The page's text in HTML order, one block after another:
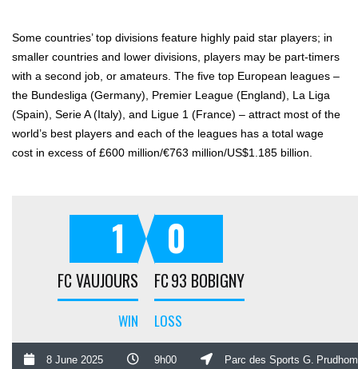
Some countries’ top divisions feature highly paid star players; in
smaller countries and lower divisions, players may be part-timers
with a second job, or amateurs. The five top European leagues –
the Bundesliga (Germany), Premier League (England), La Liga
(Spain), Serie A (Italy), and Ligue 1 (France) – attract most of the
world’s best players and each of the leagues has a total wage
cost in excess of £600 million/€763 million/US$1.185 billion.
1
FC VAUJOURS
WIN
0
FC 93 BOBIGNY
LOSS
8 June 2025 9h00 Parc des Sports G.